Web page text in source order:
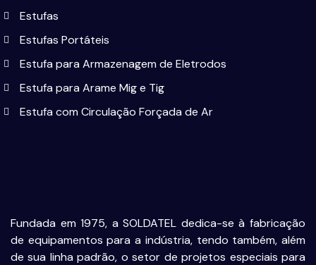
Fundada em 1975, a SOLDATEL dedica-se à fabricação
de equipamentos para a indústria, tendo também, além
de sua linha padrão, o setor de projetos especiais para
Estufas
Estufas Portáteis
Estufa para Armazenagem de Eletrodos
Estufa para Arame Mig e Tig
Estufa com Circulação Forçada de Ar